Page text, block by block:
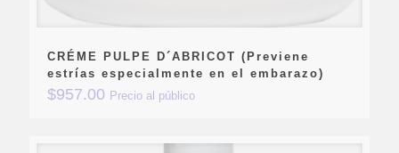
CRÉME PULPE D´ABRICOT (Previene
estrías especialmente en el embarazo)
$957.00 Precio al público